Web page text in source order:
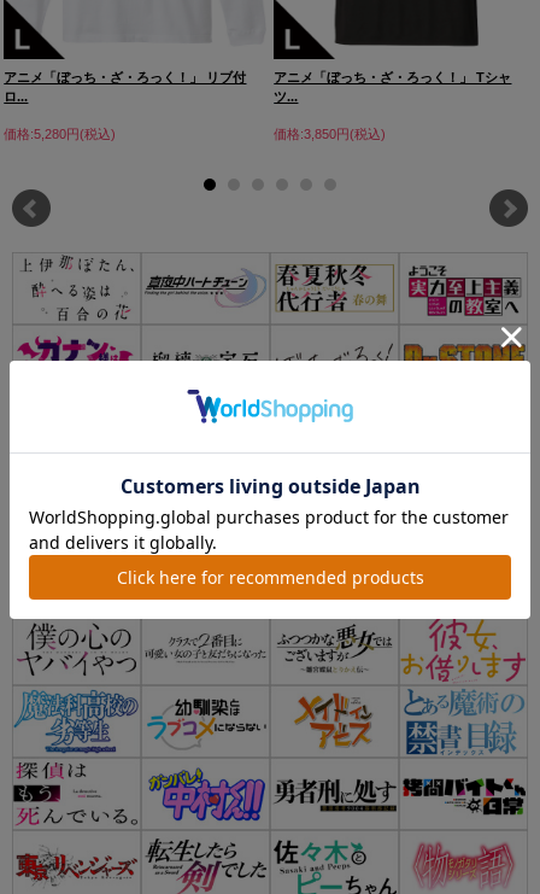
アニメ「ぼっち・ざ・ろっく！」 リブ付
ロ...
価格:5,280円(税込)
アニメ「ぼっち・ざ・ろっく！」 Tシャ
ツ...
価格:3,850円(税込)